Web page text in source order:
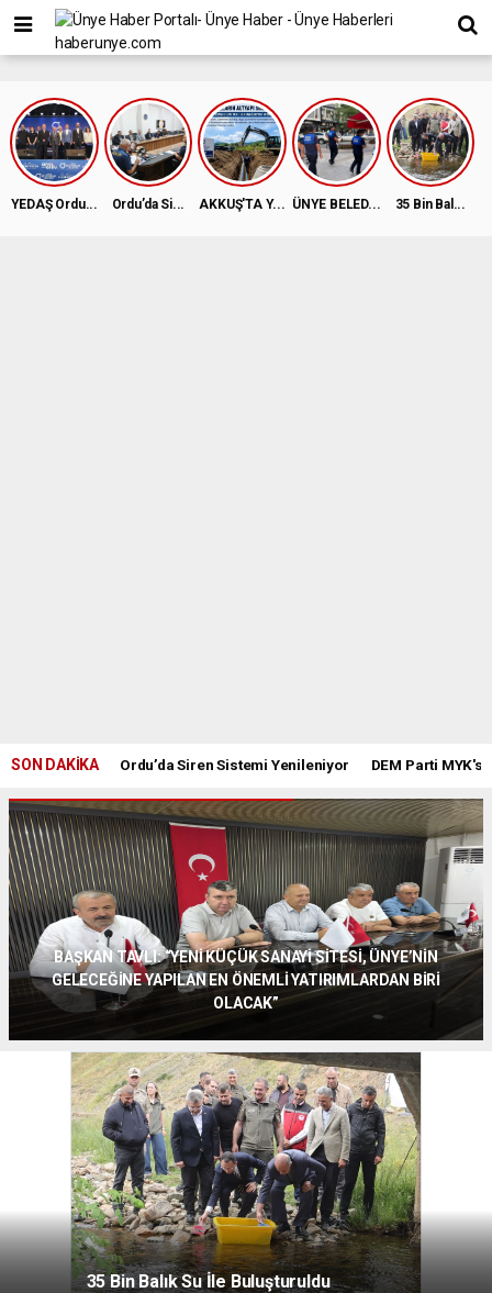
YEDAŞ Ordu... Ordu’da Si... AKKUŞ'TA Y... ÜNYE BELED... 35 Bin Bal...
SON DAKİKA Ordu’da Siren Sistemi Yenileniyor DEM Parti
BAŞKAN TAVLI: “YENİ KÜÇÜK SANAYİ SİTESİ, ÜNYE’NİN
GELECEĞİNE YAPILAN EN ÖNEMLİ YATIRIMLARDAN BİRİ
OLACAK”
35 Bin Balık Su İle Buluşturuldu